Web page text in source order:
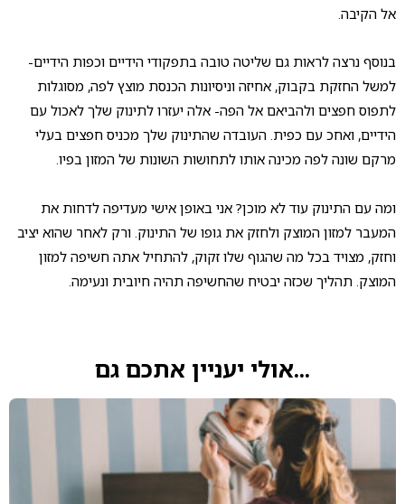
אל הקיבה.
בנוסף נרצה לראות גם שליטה טובה בתפקודי הידיים וכפות הידיים-
למשל החזקת בקבוק, אחיזה וניסיונות הכנסת מוצץ לפה, מסוגלות
לתפוס חפצים ולהביאם אל הפה- אלה יעזרו לתינוק שלך לאכול עם
הידיים, ואחכ עם כפית. העובדה שהתינוק שלך מכניס חפצים בעלי
מרקם שונה לפה מכינה אותו לתחושות השונות של המזון בפיו.
ומה עם התינוק עוד לא מוכן? אני באופן אישי מעדיפה לדחות את
המעבר למזון המוצק ולחזק את גופו של התינוק. ורק לאחר שהוא יציב
וחזק, מצויד בכל מה שהגוף שלו זקוק, להתחיל אתה חשיפה למזון
המוצק. תהליך שכזה יבטיח שהחשיפה תהיה חיובית ונעימה.
...אולי יעניין אתכם גם